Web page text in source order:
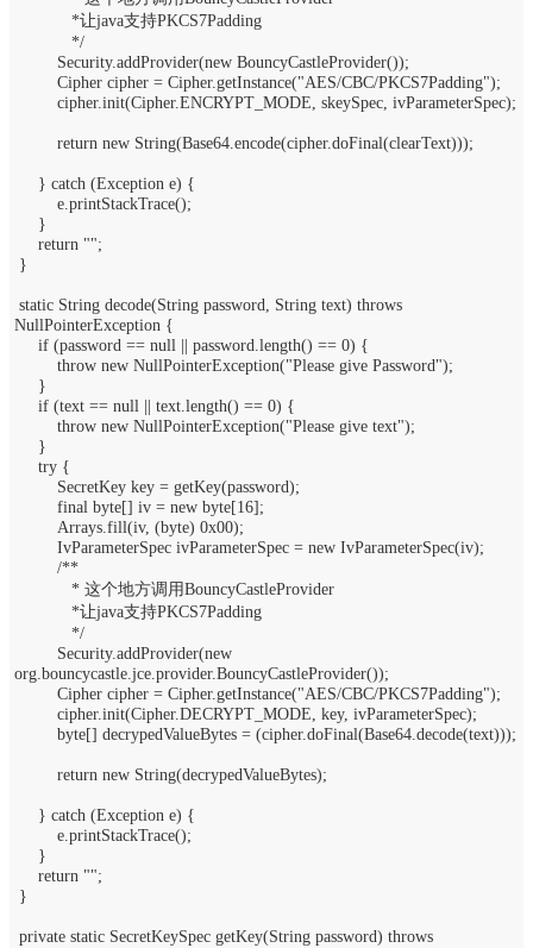
*让java支持PKCS7Padding
*/
Security.addProvider(new BouncyCastleProvider());
Cipher cipher = Cipher.getInstance("AES/CBC/PKCS7Padding");
cipher.init(Cipher.ENCRYPT_MODE, skeySpec, ivParameterSpec);
return new String(Base64.encode(cipher.doFinal(clearText)));
} catch (Exception e) {
e.printStackTrace();
}
return "";
}
static String decode(String password, String text) throws
NullPointerException {
if (password == null || password.length() == 0) {
throw new NullPointerException("Please give Password");
}
if (text == null || text.length() == 0) {
throw new NullPointerException("Please give text");
}
try {
SecretKey key = getKey(password);
final byte[] iv = new byte[16];
Arrays.fill(iv, (byte) 0x00);
IvParameterSpec ivParameterSpec = new IvParameterSpec(iv);
/**
* 这个地方调用BouncyCastleProvider
*让java支持PKCS7Padding
*/
Security.addProvider(new
org.bouncycastle.jce.provider.BouncyCastleProvider());
Cipher cipher = Cipher.getInstance("AES/CBC/PKCS7Padding");
cipher.init(Cipher.DECRYPT_MODE, key, ivParameterSpec);
byte[] decrypedValueBytes = (cipher.doFinal(Base64.decode(text)));
return new String(decrypedValueBytes);
} catch (Exception e) {
e.printStackTrace();
}
return "";
}
private static SecretKeySpec getKey(String password) throws